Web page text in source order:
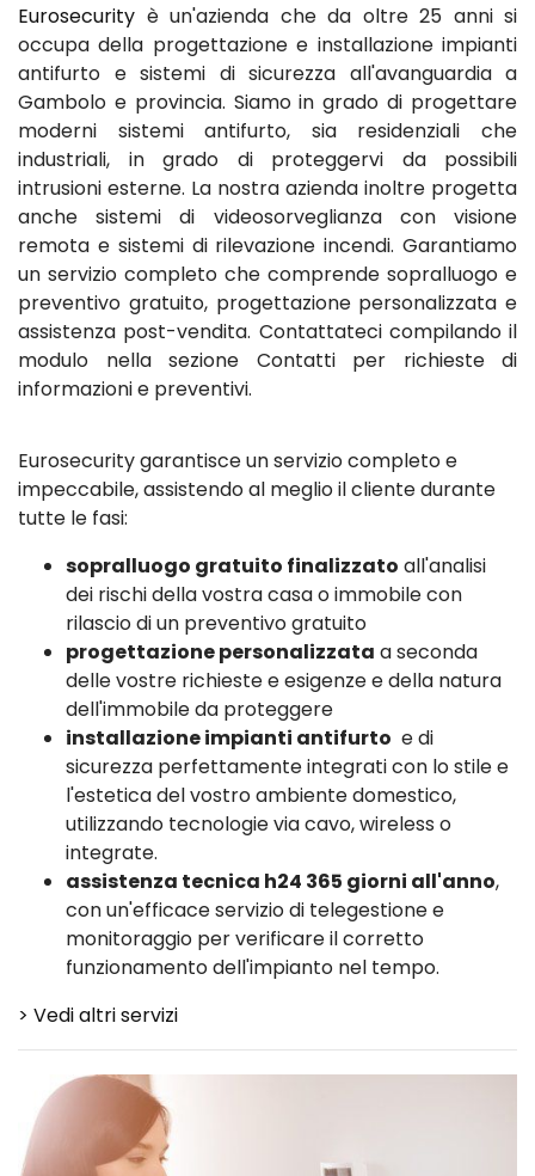
Eurosecurity è un'azienda che da oltre 25 anni si
occupa della progettazione e installazione impianti
antifurto e sistemi di sicurezza all'avanguardia a
Gambolo e provincia. Siamo in grado di progettare
moderni sistemi antifurto, sia residenziali che
industriali, in grado di proteggervi da possibili
intrusioni esterne. La nostra azienda inoltre progetta
anche sistemi di videosorveglianza con visione
remota e sistemi di rilevazione incendi. Garantiamo
un servizio completo che comprende sopralluogo e
preventivo gratuito, progettazione personalizzata e
assistenza post-vendita. Contattateci compilando il
modulo nella sezione Contatti per richieste di
informazioni e preventivi.
Eurosecurity garantisce un servizio completo e
impeccabile, assistendo al meglio il cliente durante
tutte le fasi:
sopralluogo gratuito finalizzato all'analisi
dei rischi della vostra casa o immobile con
rilascio di un preventivo gratuito
progettazione personalizzata a seconda
delle vostre richieste e esigenze e della natura
dell'immobile da proteggere
installazione impianti antifurto e di
sicurezza perfettamente integrati con lo stile e
l'estetica del vostro ambiente domestico,
utilizzando tecnologie via cavo, wireless o
integrate.
assistenza tecnica h24 365 giorni all'anno,
con un'efficace servizio di telegestione e
monitoraggio per verificare il corretto
funzionamento dell'impianto nel tempo.
> Vedi altri servizi